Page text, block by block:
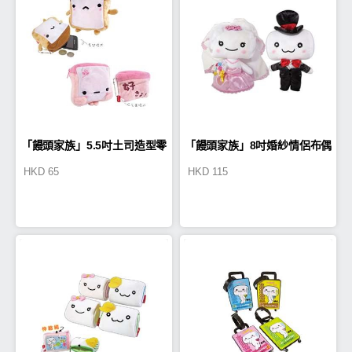
「饅頭家族」5.5吋土司造型零
HKD 65
「饅頭家族」8吋婚紗情侶布偶
HKD 115